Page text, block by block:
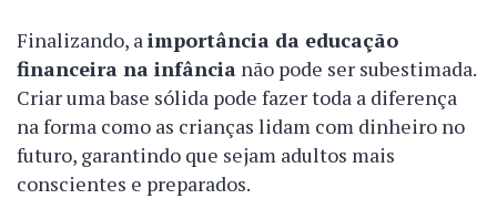
Finalizando, aimportância da educação
financeira na infância não pode ser subestimada.
Criar uma base sólida pode fazer toda a diferença
na forma como as crianças lidam com dinheiro no
futuro, garantindo que sejam adultos mais
conscientes e preparados.